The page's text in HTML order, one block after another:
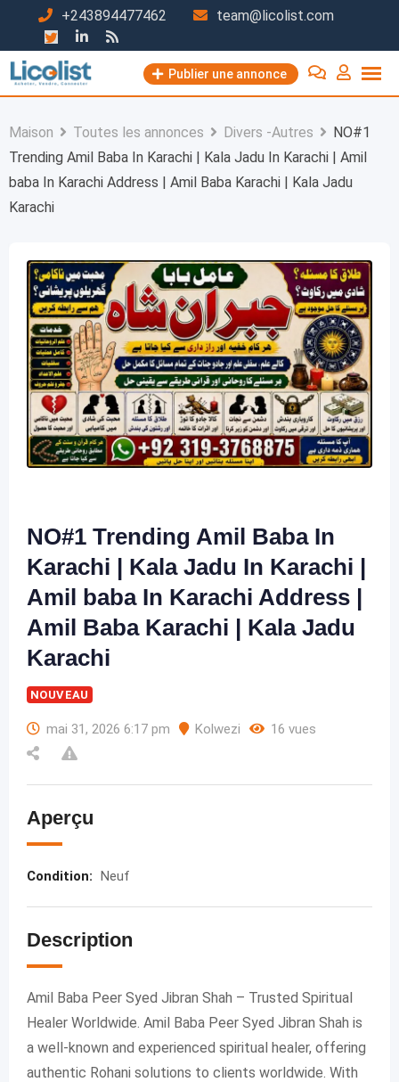
contenu
+243894477462 team@licolist.com
Publier une annonce
Maison Toutes les annonces Divers -Autres
NO#1
Trending Amil Baba In Karachi | Kala Jadu In Karachi | Amil
baba In Karachi Address | Amil Baba Karachi | Kala Jadu
Karachi
NO#1 Trending Amil Baba In
Karachi | Kala Jadu In Karachi |
Amil baba In Karachi Address |
Amil Baba Karachi | Kala Jadu
Karachi
NOUVEAU
mai 31, 2026 6:17 pm Kolwezi 16 vues
Aperçu
Condition: Neuf
Description
Amil Baba Peer Syed Jibran Shah – Trusted Spiritual
Healer Worldwide. Amil Baba Peer Syed Jibran Shah is
a well-known and experienced spiritual healer, offering
authentic Rohani solutions to clients worldwide. With